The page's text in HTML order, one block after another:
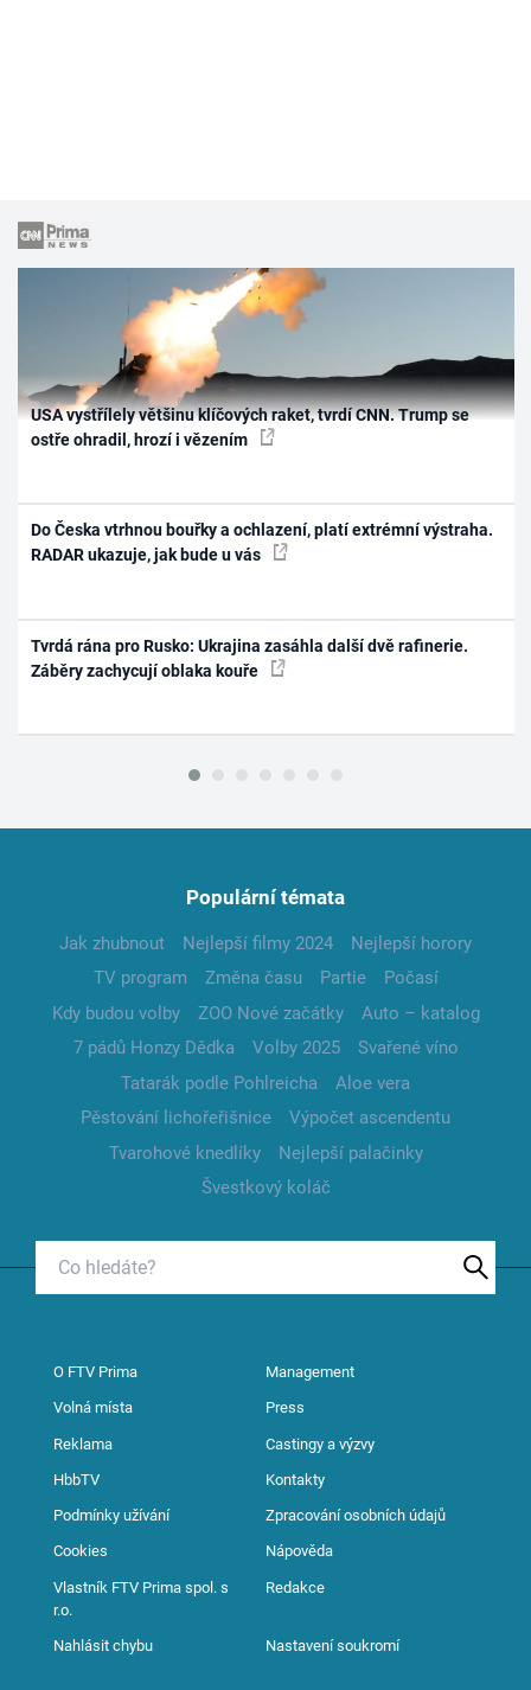
USA vystřílely většinu klíčových raket, tvrdí CNN. Trump se
ostře ohradil, hrozí i vězením
Do Česka vtrhnou bouřky a ochlazení, platí extrémní výstraha.
RADAR ukazuje, jak bude u vás
Tvrdá rána pro Rusko: Ukrajina zasáhla další dvě rafinerie.
Záběry zachycují oblaka kouře
Populární témata
Jak zhubnout Nejlepší filmy 2024
Nejlepší horory
TV program
Změna času Partie
Počasí
Kdy budou volby
ZOO Nové začátky
Auto – katalog
7 pádů Honzy Dědka
Volby 2025
Svařené víno
Tatarák podle Pohlreicha
Aloe vera
Pěstování lichořeřišnice
Výpočet ascendentu
Tvarohové knedlíky
Nejlepší palačinky
Švestkový koláč
O FTV Prima Management
Volná místa Press
Reklama Castingy a výzvy
HbbTV Kontakty
Podmínky užívání Zpracování osobních údajů
Cookies Nápověda
Vlastník FTV Prima spol. s
r.o.
Redakce
Nahlásit chybu Nastavení soukromí